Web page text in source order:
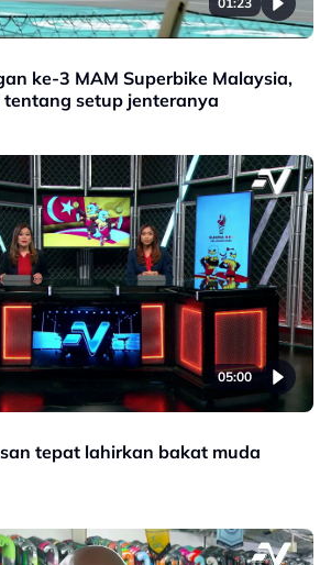
ke-3 MAM Superbike Malaysia,
setup jenteranya
05:00
tepat lahirkan bakat muda